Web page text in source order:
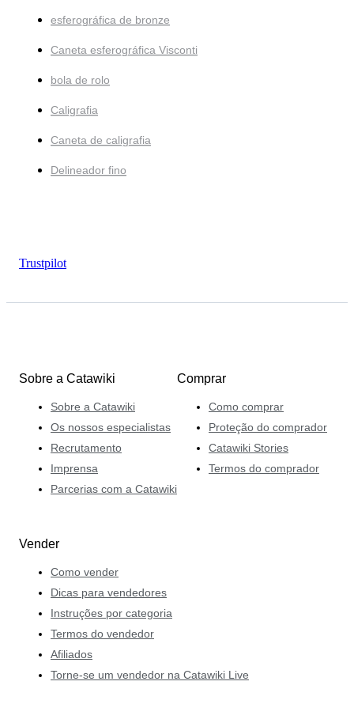
esferográfica de bronze
Caneta esferográfica Visconti
bola de rolo
Caligrafia
Caneta de caligrafia
Delineador fino
Trustpilot
Sobre a Catawiki
Sobre a Catawiki
Os nossos especialistas
Recrutamento
Imprensa
Parcerias com a Catawiki
Comprar
Como comprar
Proteção do comprador
Catawiki Stories
Termos do comprador
Vender
Como vender
Dicas para vendedores
Instruções por categoria
Termos do vendedor
Afiliados
Torne-se um vendedor na Catawiki Live